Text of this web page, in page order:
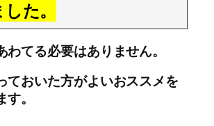
た。
わてる必要はありません。
ておいた方がよいおススメを
。